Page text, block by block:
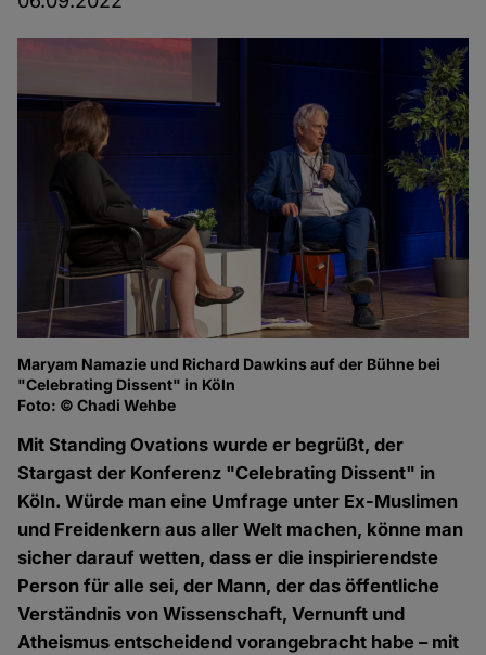
Maryam Namazie und Richard Dawkins auf der Bühne bei
"Celebrating Dissent" in Köln
Foto: © Chadi Wehbe
Mit Standing Ovations wurde er begrüßt, der
Stargast der Konferenz "Celebrating Dissent" in
Köln. Würde man eine Umfrage unter Ex-Muslimen
und Freidenkern aus aller Welt machen, könne man
sicher darauf wetten, dass er die inspirierendste
Person für alle sei, der Mann, der das öffentliche
Verständnis von Wissenschaft, Vernunft und
Atheismus entscheidend vorangebracht habe – mit